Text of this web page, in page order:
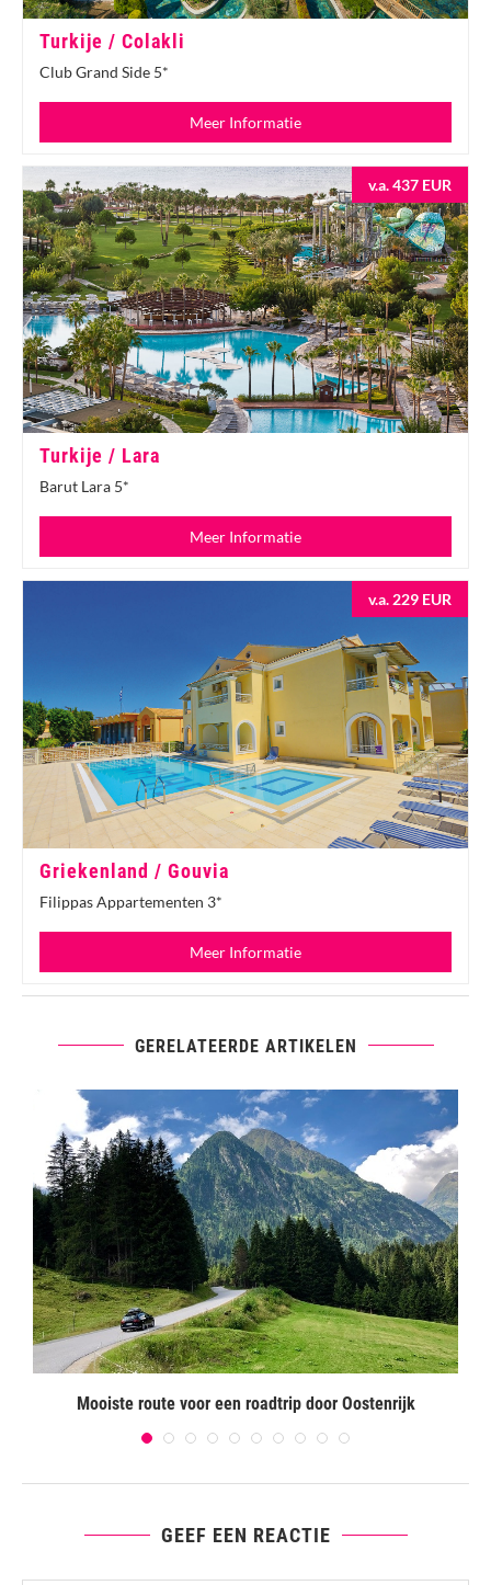
Turkije / Colakli
Club Grand Side 5*
Meer Informatie
v.a. 437 EUR
Turkije / Lara
Barut Lara 5*
Meer Informatie
v.a. 229 EUR
Griekenland / Gouvia
Filippas Appartementen 3*
Meer Informatie
GERELATEERDE ARTIKELEN
Mooiste route voor een roadtrip door Oostenrijk
GEEF EEN REACTIE